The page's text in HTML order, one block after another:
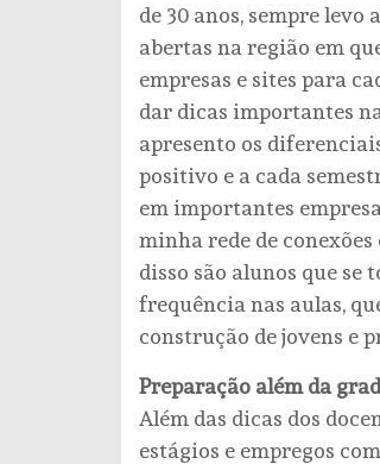
de 30 anos, sempre
abertas na região em
empresas e sites para
dar dicas importantes
apresento os
positivo e a cada
em importantes
minha rede de
disso são alunos que
frequência nas aulas,
construção de jovens e
Preparação além da
Além das dicas dos
estágios e empregos